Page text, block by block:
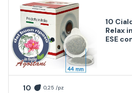
10
Relax
ESE
10 0,25 /pz